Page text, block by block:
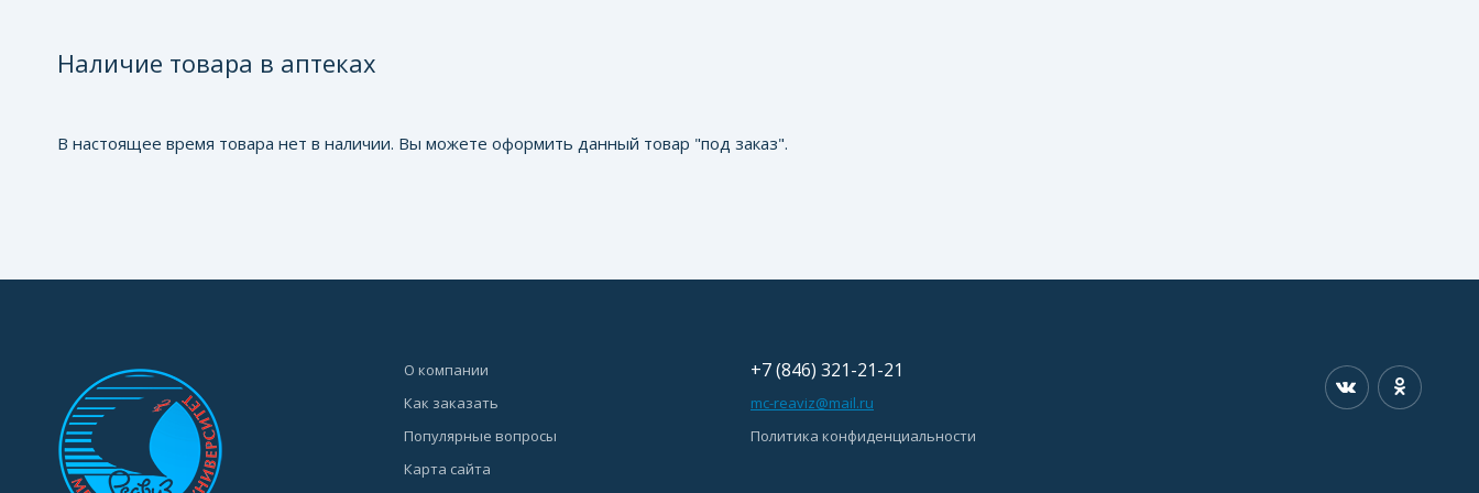
Наличие товара в аптеках
В настоящее время товара нет в наличии. Вы можете оформить данный товар "под заказ".
О компании
Как заказать
Популярные вопросы
Карта сайта
+7 (846) 321-21-21
mc-reaviz@mail.ru
Политика конфиденциальности